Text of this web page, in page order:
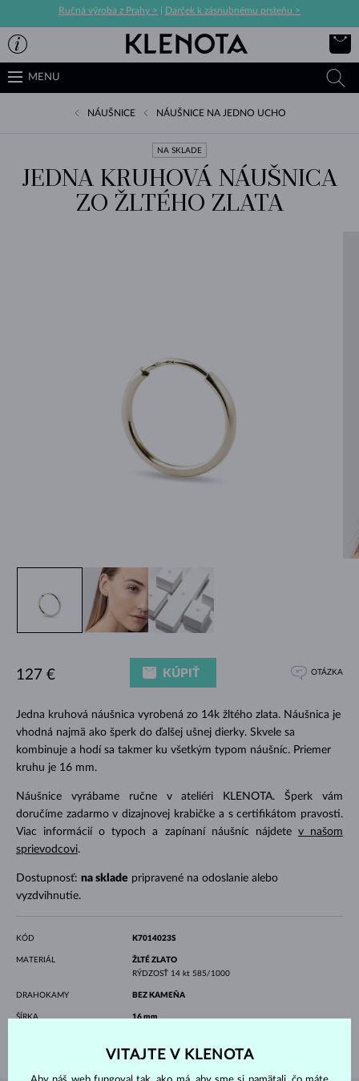
Ručná výroba z Prahy > Darček k zásnubnému prsteňu >
MENU
NÁUŠNICE NÁUŠNICE NA JEDNO UCHO
NA SKLADE
JEDNA KRUHOVÁ NÁUŠNICA
ZO ŽLTÉHO ZLATA
Jedna kruhová náušnica vyrobená zo 14k žltého zlata. Náušnica je
vhodná najmä ako šperk do ďalšej ušnej dierky. Skvele sa
kombinuje a hodí sa takmer ku všetkým typom náušníc. Priemer
kruhu je 16 mm.
Náušnice vyrábame ručne v ateliéri KLENOTA. Šperk vám
doručíme zadarmo v dizajnovej krabičke a s certifikátom pravosti.
Viac informácií o typoch a zapínaní náušníc nájdete v našom
sprievodcovi.
Dostupnosť: na sklade pripravené na odoslanie alebo
vyzdvihnutie.
127 € KÚPIŤ OTÁZKA
KÓD K7014023S
MATERIÁL
ŽLTÉ ZLATO
RÝDZOSŤ 14 kt 585/1000
DRAHOKAMY BEZ KAMEŇA
ŠÍRKA 16 mm
VITAJTE V KLENOTA